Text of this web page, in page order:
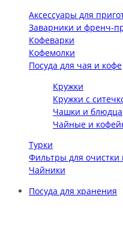
Аксессуары для
Заварники и френч-
Кофеварки
Кофемолки
Посуда для чая и кофе
Кружки
Кружки с
Чашки и блюдца
Чайные и
Турки
Фильтры для очистки
Чайники
Посуда для хранения